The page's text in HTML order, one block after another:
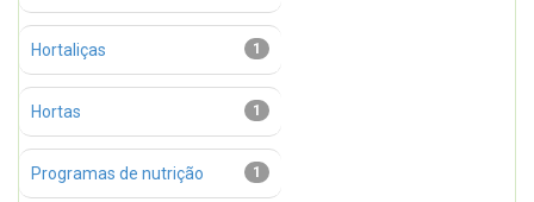
1
Hortaliças
1
Hortas
1
Programas de nutrição